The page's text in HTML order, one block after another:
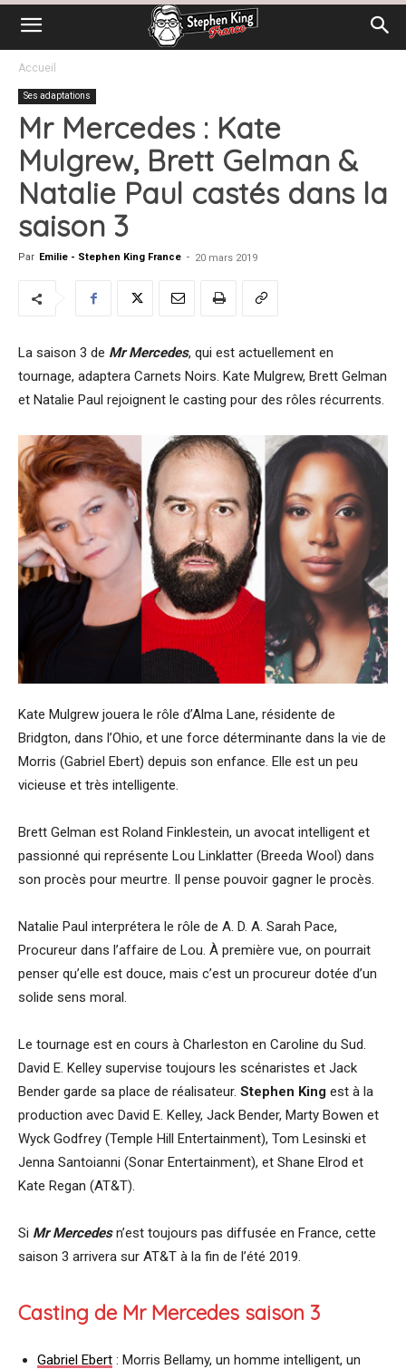
Accueil
Ses adaptations
Mr Mercedes : Kate
Mulgrew, Brett Gelman &
Natalie Paul castés dans la
saison 3
Par Emilie - Stephen King France - 20 mars 2019
La saison 3 de Mr Mercedes, qui est actuellement en
tournage, adaptera Carnets Noirs. Kate Mulgrew, Brett Gelman
et Natalie Paul rejoignent le casting pour des rôles récurrents.
Kate Mulgrew jouera le rôle d’Alma Lane, résidente de
Bridgton, dans l’Ohio, et une force déterminante dans la vie de
Morris (Gabriel Ebert) depuis son enfance. Elle est un peu
vicieuse et très intelligente.
Brett Gelman est Roland Finklestein, un avocat intelligent et
passionné qui représente Lou Linklatter (Breeda Wool) dans
son procès pour meurtre. Il pense pouvoir gagner le procès.
Natalie Paul interprétera le rôle de A. D. A. Sarah Pace,
Procureur dans l’affaire de Lou. À première vue, on pourrait
penser qu’elle est douce, mais c’est un procureur dotée d’un
solide sens moral.
Le tournage est en cours à Charleston en Caroline du Sud.
David E. Kelley supervise toujours les scénaristes et Jack
Bender garde sa place de réalisateur. Stephen King est à la
production avec David E. Kelley, Jack Bender, Marty Bowen et
Wyck Godfrey (Temple Hill Entertainment), Tom Lesinski et
Jenna Santoianni (Sonar Entertainment), et Shane Elrod et
Kate Regan (AT&T).
Si Mr Mercedesn’est toujours pas diffusée en France, cette
saison 3 arrivera sur AT&T à la fin de l’été 2019.
Casting de Mr Mercedes saison 3
Gabriel Ebert : Morris Bellamy, un homme intelligent, un